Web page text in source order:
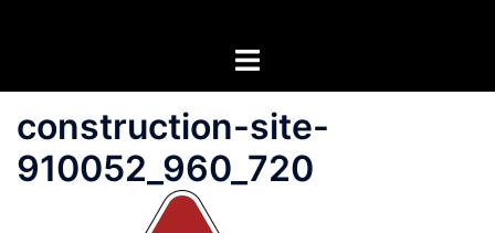
Menü
construction-site-
910052_960_720